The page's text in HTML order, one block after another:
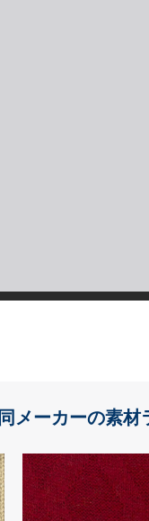
同メーカーの素材